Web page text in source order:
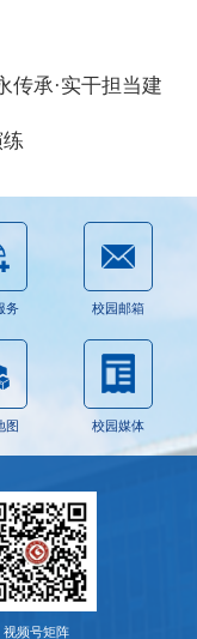
传承·实干担当建
务 校园邮箱
图 校园媒体
视频号矩阵